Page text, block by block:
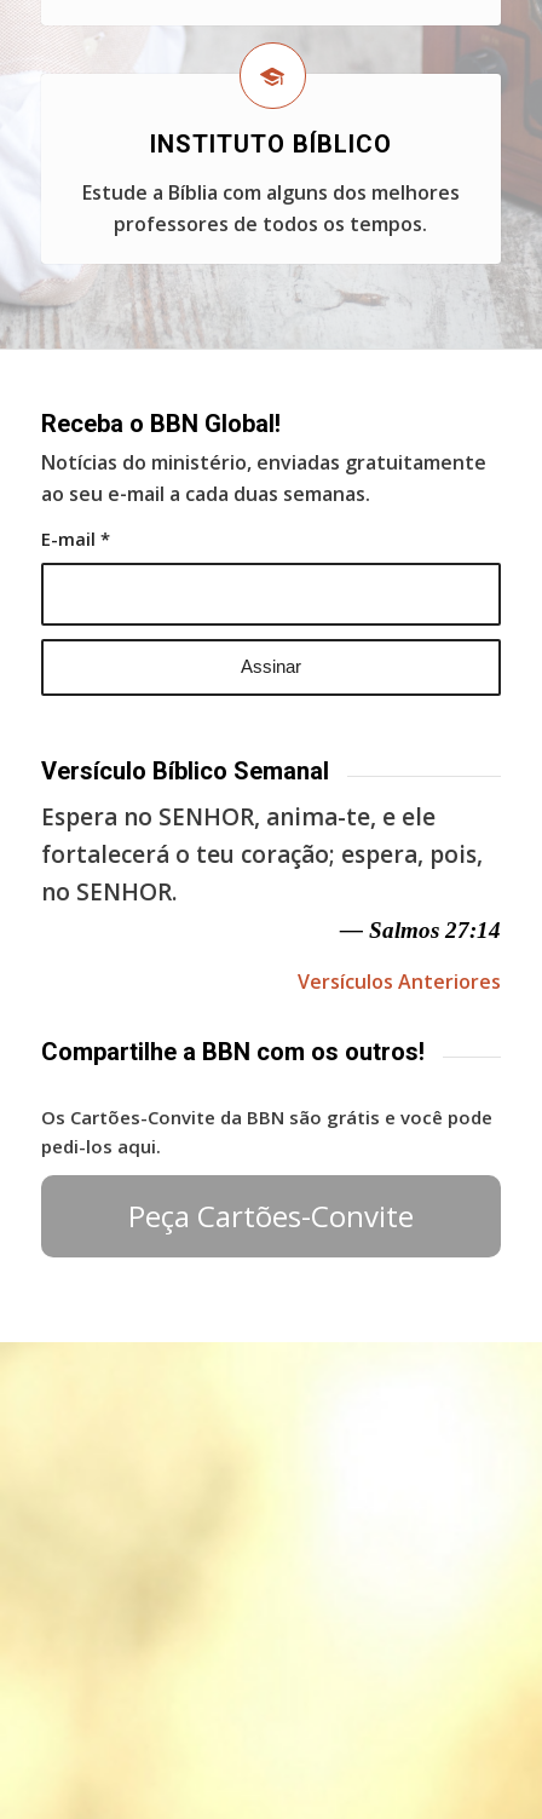
INSTITUTO BÍBLICO
Estude a Bíblia com alguns dos melhores
professores de todos os tempos.
Receba o BBN Global!
Notícias do ministério, enviadas gratuitamente
ao seu e-mail a cada duas semanas.
E-mail *
Versículo Bíblico Semanal
Espera no SENHOR, anima-te, e ele
fortalecerá o teu coração; espera, pois,
no SENHOR.
— Salmos 27:14
Versículos Anteriores
Compartilhe a BBN com os outros!
Os Cartões-Convite da BBN são grátis e você pode
pedi-los aqui.
Peça Cartões-Convite